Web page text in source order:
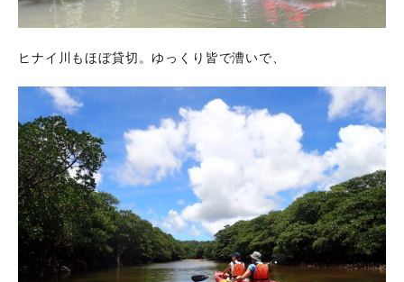
ヒナイ川もほぼ貸切。ゆっくり皆で漕いで、